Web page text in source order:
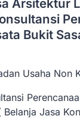
Arsitektur
Bukit
Usaha Non
Jasa